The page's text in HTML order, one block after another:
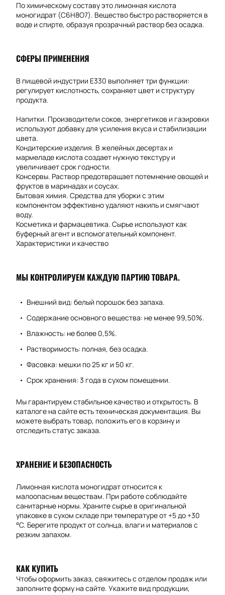
По химическому составу это лимонная кислота
моногидрат (C6H8O7). Вещество быстро растворяется в
воде и спирте, образуя прозрачный раствор без осадка.
СФЕРЫ ПРИМЕНЕНИЯ
В пищевой индустрии E330 выполняет три функции:
регулирует кислотность, сохраняет цвет и структуру
продукта.
Напитки. Производители соков, энергетиков и газировки
используют добавку для усиления вкуса и стабилизации
цвета.
Кондитерские изделия. В желейных десертах и
мармеладе кислота создает нужную текстуру и
увеличивает срок годности.
Консервы. Раствор предотвращает потемнение овощей и
фруктов в маринадах и соусах.
Бытовая химия. Средства для уборки с этим
компонентом эффективно удаляют накипь и смягчают
воду.
Косметика и фармацевтика. Сырье используют как
буферный агент и вспомогательный компонент.
Характеристики и качество
МЫ КОНТРОЛИРУЕМ КАЖДУЮ ПАРТИЮ ТОВАРА.
Внешний вид: белый порошок без запаха.
Содержание основного вещества: не менее 99,50%.
Влажность: не более 0,5%.
Растворимость: полная, без осадка.
Фасовка: мешки по 25 кг и 50 кг.
Срок хранения: 3 года в сухом помещении.
Мы гарантируем стабильное качество и открытость. В
каталоге на сайте есть техническая документация. Вы
можете выбрать товар, положить его в корзину и
отследить статус заказа.
ХРАНЕНИЕ И БЕЗОПАСНОСТЬ
Лимонная кислота моногидрат относится к
малоопасным веществам. При работе соблюдайте
санитарные нормы. Храните сырье в оригинальной
упаковке в сухом складе при температуре от +5 до +30
°C. Берегите продукт от солнца, влаги и материалов с
резким запахом.
КАК КУПИТЬ
Чтобы оформить заказ, свяжитесь с отделом продаж или
заполните форму на сайте. Укажите вид продукции,